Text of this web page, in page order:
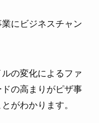
にビジネスチャン
の変化によるファ
の高まりがピザ事
がわかります。